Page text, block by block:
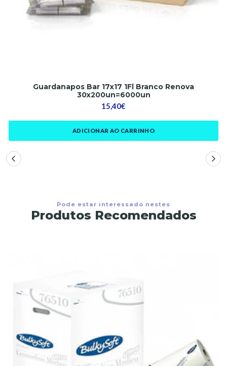
Guardanapos Bar 17x17 1Fl Branco Renova
30x200un=6000un
15,40€
ADICIONAR AO CARRINHO
Pode estar interessado nestes
Produtos Recomendados